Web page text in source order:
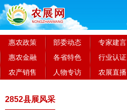
惠农政策 部委动态 专家建言
惠农金融
各省特色 行业认证
农产销售
人物专访 农展直播
2852县展风采